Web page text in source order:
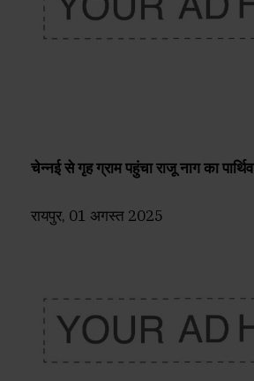
चेन्नई से गृह ग्राम पहुंचा राजू नाग का
रायपुर, 01 अगस्त 2025